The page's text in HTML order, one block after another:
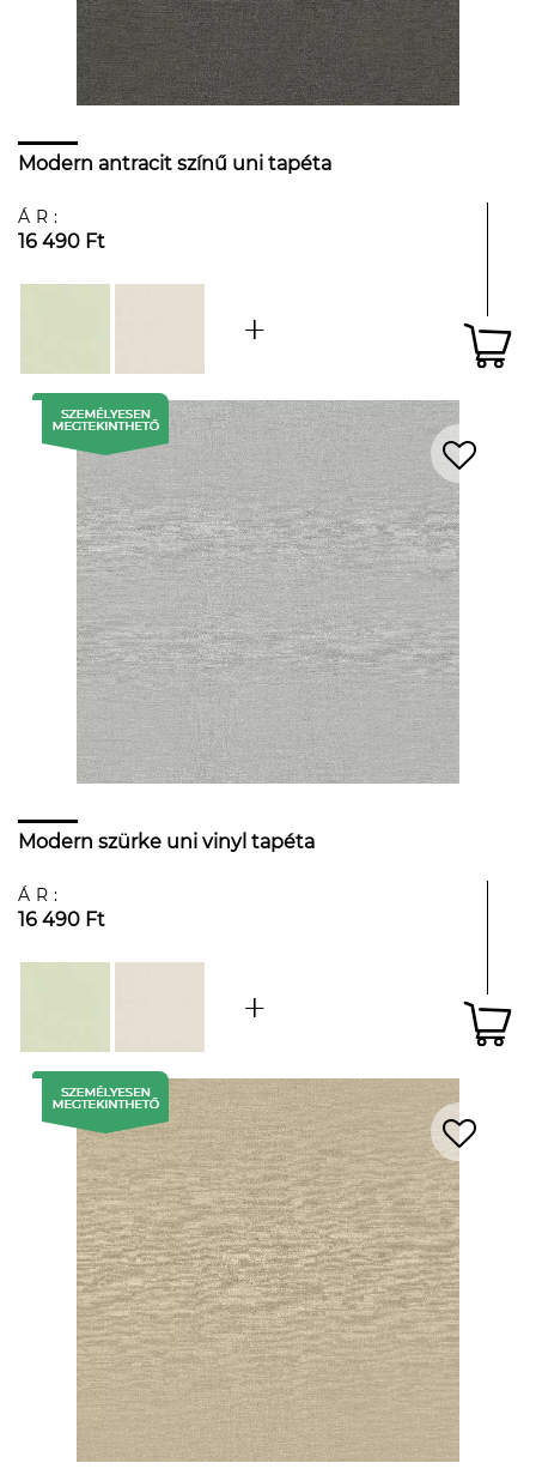
Modern antracit színű uni tapéta
ÁR:
16 490 Ft
Modern szürke uni vinyl tapéta
ÁR:
16 490 Ft